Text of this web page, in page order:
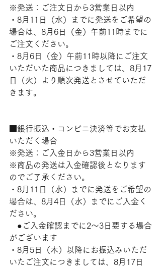
※発送：ご注文日から3営業日以内
・8月11日（水）までに発送をご希望の
場合は、8月6日（金）午前11時までに
ご注文ください。
・8月6日（金）午前11時以降にご注文
いただいた商品につきましては、8月17
日（火）より順次発送とさせていただ
きます。
■銀行振込・コンビニ決済等でお支払
いただく場合
※発送：ご入金日から3営業日以内
※商品の発送は入金確認後となります
のでご了承ください。
・8月11日（水）までに発送をご希望の
場合は、8月4日（水）までにご入金く
ださい。
●ご入金確認までに2～3日要する場合
がございます
・8月5日（木）以降にお振込みいただ
いたご注文につきましては、8月17日